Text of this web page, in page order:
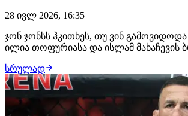
28 ივლ 2026, 16:35
ჯონ ჯონსს ჰკითხეს, თუ ვინ
ილია თოფურიასა და ისლამ მახაჩევის
ქართველი მებრძოლის სასარგებლოდ
მხარედ დგომში ჩხუბი დაასახელა.
მომიწიოს, ამას თოფურიას
სრულად